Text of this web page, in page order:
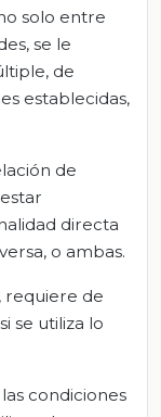
solo entre
se le
de
establecidas,
de
directa
o ambas.
requiere de
se utiliza lo
condiciones